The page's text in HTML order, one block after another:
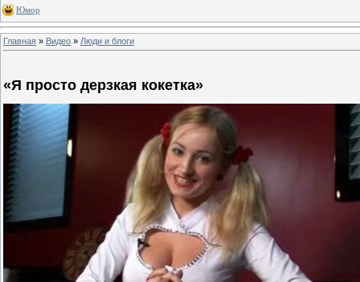
Юмор
Главная » Видео » Люди и блоги
«Я просто дерзкая кокетка»